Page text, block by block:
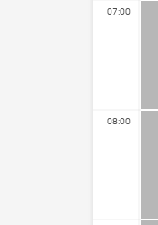
07:00
08:00